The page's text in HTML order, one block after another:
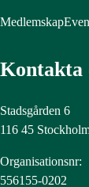
Medlemskap
Kontakta
Stadsgården 6
116 45
Organisationsnr:
556155-0202